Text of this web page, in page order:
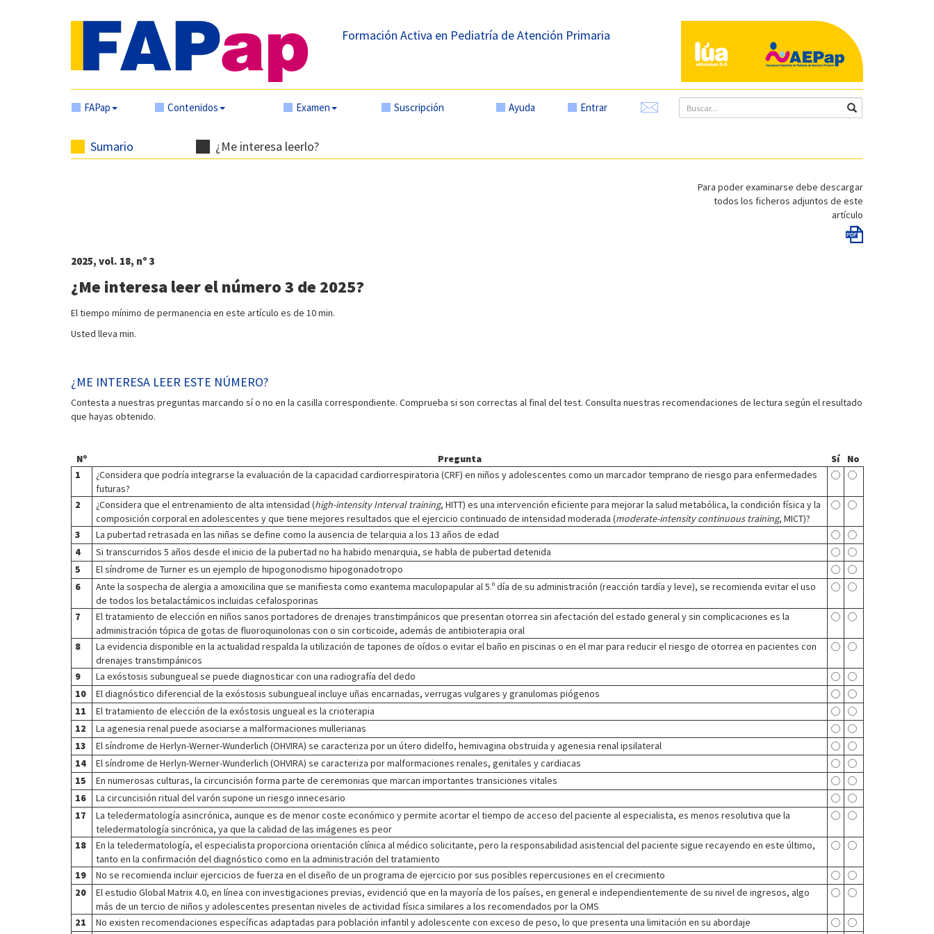
Formación Activa en Pediatría de Atención Primaria
FAPap Contenidos Examen Suscripción Ayuda Entrar
Sumario ¿Me interesa leerlo?
Para poder examinarse debe descargar
todos los ficheros adjuntos de este
artículo
2025, vol. 18, nº 3
¿Me interesa leer el número 3 de 2025?
El tiempo mínimo de permanencia en este artículo es de 10 min.
Usted lleva min.
¿ME INTERESA LEER ESTE NÚMERO?
Contesta a nuestras preguntas marcando sí o no en la casilla correspondiente. Comprueba si son correctas al final del test. Consulta nuestras recomendaciones de lectura según el resultado
que hayas obtenido.
Nº Pregunta Sí
No
1
¿Considera que podría integrarse la evaluación de la capacidad cardiorrespiratoria (CRF) en niños y adolescentes como un marcador temprano de riesgo para enfermedades
futuras?
2
¿Considera que el entrenamiento de alta intensidad (high-intensity Interval training, HITT) es una intervención eficiente para mejorar la salud metabólica, la condición física y la
composición corporal en adolescentes y que tiene mejores resultados que el ejercicio continuado de intensidad moderada (moderate-intensity continuous training, MICT)?
3
La pubertad retrasada en las niñas se define como la ausencia de telarquia a los 13 años de edad
4
Si transcurridos 5 años desde el inicio de la pubertad no ha habido menarquia, se habla de pubertad detenida
5
El síndrome de Turner es un ejemplo de hipogonodismo hipogonadotropo
6
Ante la sospecha de alergia a amoxicilina que se manifiesta como exantema maculopapular al 5.º día de su administración (reacción tardía y leve), se recomienda evitar el uso
de todos los betalactámicos incluidas cefalosporinas
7
El tratamiento de elección en niños sanos portadores de drenajes transtimpánicos que presentan otorrea sin afectación del estado general y sin complicaciones es la
administración tópica de gotas de fluoroquinolonas con o sin corticoide, además de antibioterapia oral
8
La evidencia disponible en la actualidad respalda la utilización de tapones de oídos o evitar el baño en piscinas o en el mar para reducir el riesgo de otorrea en pacientes con
drenajes transtimpánicos
9
La exóstosis subungueal se puede diagnosticar con una radiografía del dedo
10
El diagnóstico diferencial de la exóstosis subungueal incluye uñas encarnadas, verrugas vulgares y granulomas piógenos
11
El tratamiento de elección de la exóstosis ungueal es la crioterapia
12
La agenesia renal puede asociarse a malformaciones mullerianas
13
El síndrome de Herlyn-Werner-Wunderlich (OHVIRA) se caracteriza por un útero didelfo, hemivagina obstruida y agenesia renal ipsilateral
14
El síndrome de Herlyn-Werner-Wunderlich (OHVIRA) se caracteriza por malformaciones renales, genitales y cardiacas
15
En numerosas culturas, la circuncisión forma parte de ceremonias que marcan importantes transiciones vitales
16
La circuncisión ritual del varón supone un riesgo innecesario
17
La teledermatología asincrónica, aunque es de menor coste económico y permite acortar el tiempo de acceso del paciente al especialista, es menos resolutiva que la
teledermatología sincrónica, ya que la calidad de las imágenes es peor
18
En la teledermatología, el especialista proporciona orientación clínica al médico solicitante, pero la responsabilidad asistencial del paciente sigue recayendo en este último,
tanto en la confirmación del diagnóstico como en la administración del tratamiento
19
No se recomienda incluir ejercicios de fuerza en el diseño de un programa de ejercicio por sus posibles repercusiones en el crecimiento
20
El estudio Global Matrix 4.0, en línea con investigaciones previas, evidenció que en la mayoría de los países, en general e independientemente de su nivel de ingresos, algo
más de un tercio de niños y adolescentes presentan niveles de actividad física similares a los recomendados por la OMS
21
No existen recomendaciones específicas adaptadas para población infantil y adolescente con exceso de peso, lo que presenta una limitación en su abordaje